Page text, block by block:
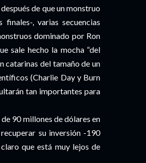
de que un monstruo
, varias secuencias
dominado por Ron
sale hecho la mocha “del
catarinas del tamaño de un
(Charlie Day y Burn
tan importantes para
90 millones de dólares en
su inversión -190
que está muy lejos de